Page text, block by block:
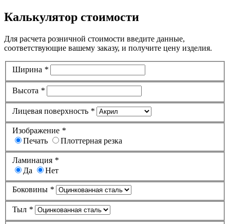
Калькулятор стоимости
Для расчета розничной стоимости введите данные,
соответствующие вашему заказу, и получите цену изделия.
Ширина *
Высота *
Лицевая поверхность *
Изображение *
Печать
Плоттерная резка
Ламинация *
Да
Нет
Боковины *
Тыл *